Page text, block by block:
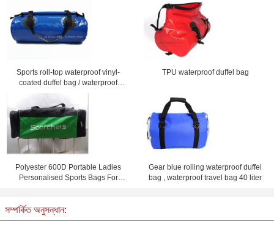
Sports roll-top waterproof vinyl-
coated duffel bag / waterproof
TPU waterproof duffel bag
Polyester 600D Portable Ladies
Personalised Sports Bags For
Gear blue rolling waterproof duffel
bag , waterproof travel bag 40 liter
সম্পর্কিত অনুসন্ধান: